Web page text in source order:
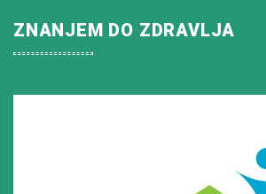
ZNANJEM DO ZDRAVLJA